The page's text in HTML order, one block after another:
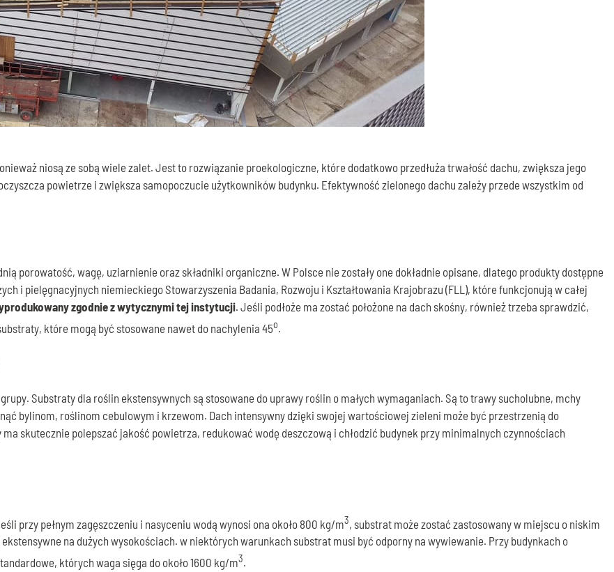
niosą ze sobą wiele zalet. Jest to rozwiązanie proekologiczne, które dodatkowo przedłuża trwałość dachu, zwiększa jego
powietrze i zwiększa samopoczucie użytkowników budynku. Efektywność zielonego dachu zależy przede wszystkim od
porowatość, wagę, uziarnienie oraz składniki organiczne. W Polsce nie zostały one dokładnie opisane, dlatego produkty dostępne
i pielęgnacyjnych niemieckiego Stowarzyszenia Badania, Rozwoju i Kształtowania Krajobrazu (FLL), które funkcjonują w całej
zgodnie z wytycznymi tej instytucji. Jeśli podłoże ma zostać położone na dach skośny, również trzeba sprawdzić,
które mogą być stosowane nawet do nachylenia 45o.
Substraty dla roślin ekstensywnych są stosowane do uprawy roślin o małych wymaganiach. Są to trawy sucholubne, mchy
bylinom, roślinom cebulowym i krzewom. Dach intensywny dzięki swojej wartościowej zieleni może być przestrzenią do
skutecznie polepszać jakość powietrza, redukować wodę deszczową i chłodzić budynek przy minimalnych czynnościach
przy pełnym zagęszczeniu i nasyceniu wodą wynosi ona około 800 kg/m3, substrat może zostać zastosowany w miejscu o niskim
na dużych wysokościach. w niektórych warunkach substrat musi być odporny na wywiewanie. Przy budynkach o
których waga sięga do około 1600 kg/m3.